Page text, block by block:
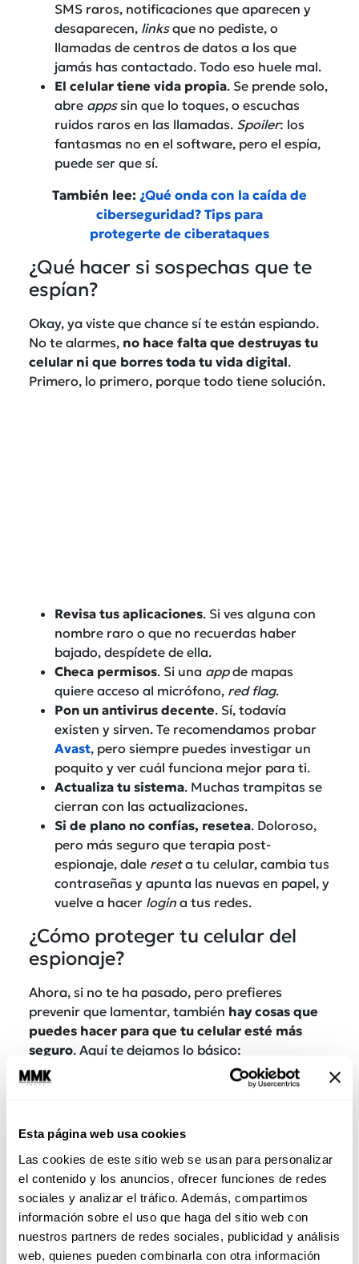
Esta página web usa cookies
Las cookies de este sitio web se usan para personalizar
el contenido y los anuncios, ofrecer funciones de redes
sociales y analizar el tráfico. Además, compartimos
información sobre el uso que haga del sitio web con
nuestros partners de redes sociales, publicidad y análisis
web, quienes pueden combinarla con otra información
SMS raros, notificaciones que aparecen y
desaparecen, linksque no pediste, o
llamadas de centros de datos a los que
jamás has contactado. Todo eso huele mal.
El celular tiene vida propia. Se prende solo,
abre appssin que lo toques, o escuchas
ruidos raros en las llamadas. Spoiler: los
fantasmas no en el software, pero el espía,
puede ser que sí.
También lee: ¿Qué onda con la caída de
ciberseguridad? Tips para
protegerte de ciberataques
¿Qué hacer si sospechas que te
espían?
Okay, ya viste que chance sí te están espiando.
No te alarmes, no hace falta que destruyas tu
celular ni que borres toda tu vida digital.
Primero, lo primero, porque todo tiene solución.
Revisa tus aplicaciones. Si ves alguna con
nombre raro o que no recuerdas haber
bajado, despídete de ella.
Checa permisos. Si una appde mapas
quiere acceso al micrófono, red flag.
Pon un antivirus decente. Sí, todavía
existen y sirven. Te recomendamos probar
Avast, pero siempre puedes investigar un
poquito y ver cuál funciona mejor para ti.
Actualiza tu sistema. Muchas trampitas se
cierran con las actualizaciones.
Si de plano no confías, resetea. Doloroso,
pero más seguro que terapia post-
espionaje, dale reseta tu celular, cambia tus
contraseñas y apunta las nuevas en papel, y
vuelve a hacer login a tus redes.
¿Cómo proteger tu celular del
espionaje?
Ahora, si no te ha pasado, pero prefieres
prevenir que lamentar, también hay cosas que
puedes hacer para que tu celular esté más
seguro. Aquí te dejamos lo básico:
Nada de contraseñas obvias tipo 1234 o tu
WhatsApp y redes.
Evita conectarte a redes abiertas
Usa un VPN para extra seguridad, como
NordVPN
No prestes tu teléfono “tantito” a nadie que
no conozcas. La regla de oro es: si no les
confiarías tu vida,no les des acceso a tu